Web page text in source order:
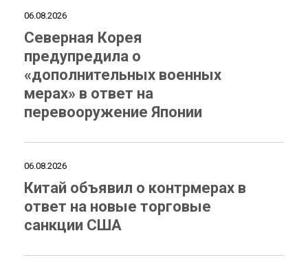
06.08.2026
Северная Корея
предупредила о
«дополнительных военных
мерах» в ответ на
перевооружение Японии
06.08.2026
Китай объявил о контрмерах в
ответ на новые торговые
санкции США